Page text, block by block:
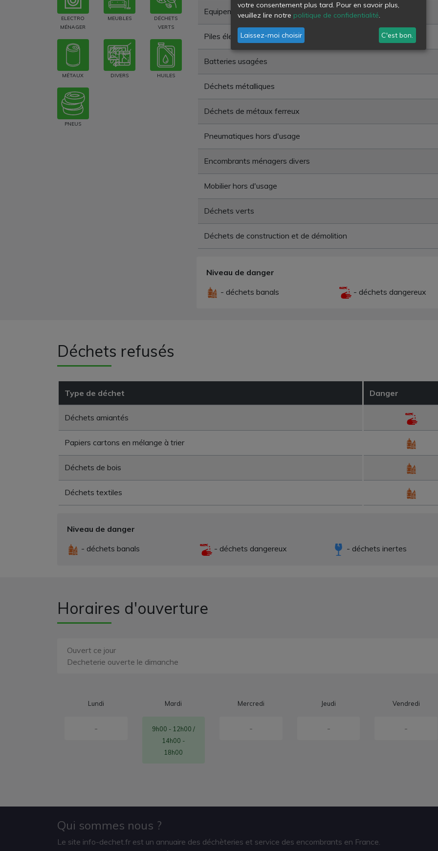
ELECTRO
MÉNAGER
MEUBLES
DÉCHETS
VERTS
MÉTAUX DIVERS HUILES
PNEUS
Equipements électriques et électroniques hors d'usage
Piles électriques usagées
Batteries usagées
Déchets métalliques
Déchets de métaux ferreux
Pneumatiques hors d'usage
Encombrants ménagers divers
Mobilier hors d'usage
Déchets verts
Déchets de construction et de démolition
Niveau de danger
- déchets banals
- déchets dangereux
Déchets refusés
Type de déchet Danger
Déchets amiantés
Papiers cartons en mélange à trier
Déchets de bois
Déchets textiles
Niveau de danger
- déchets banals
- déchets dangereux - déchets inertes
Horaires d'ouverture
Ouvert ce jour
Decheterie ouverte le dimanche
Lundi
-
Mardi
9h00 - 12h00 /
14h00 -
18h00
Mercredi
-
Jeudi
-
Vendredi
-
Qui sommes nous ?
Le site info-dechet.fr est un annuaire des déchèteries et service des encombrants en France.
votre consentement plus tard. Pour en savoir plus,
veuillez lire notre politique de confidentialité.
Laissez-moi choisir C'est bon.